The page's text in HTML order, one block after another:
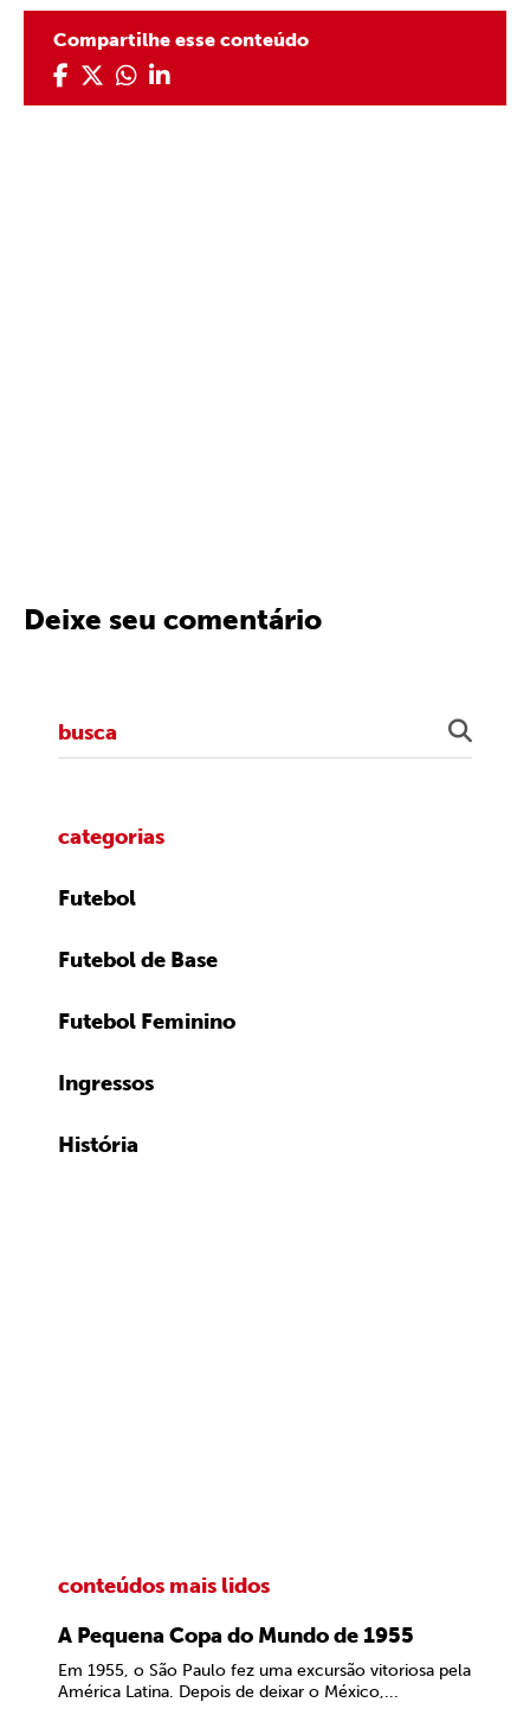
Compartilhe esse conteúdo
Deixe seu comentário
categorias
Futebol
Futebol de Base
Futebol Feminino
Ingressos
História
conteúdos mais lidos
A Pequena Copa do Mundo de 1955
Em 1955, o São Paulo fez uma excursão vitoriosa pela
América Latina. Depois de deixar o México,...